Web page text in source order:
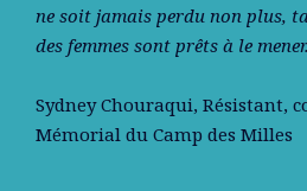
ne soit jamais perdu non plus,
des femmes sont prêts à le
Sydney Chouraqui, Résistant,
Mémorial du Camp des Milles